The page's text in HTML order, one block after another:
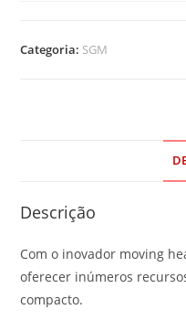
Categoria: SGM
Descrição
Com o inovador moving
oferecer inúmeros
compacto.